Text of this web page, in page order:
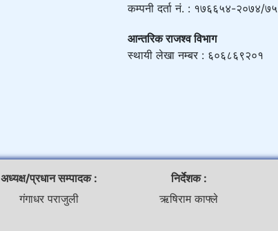
कम्पनी दर्ता नं. : १७६६५४-२०७४/७५
आन्तरिक राजश्व विभाग
स्थायी लेखा नम्बर : ६०६८६९२०१
अध्यक्ष/प्रधान सम्पादक :
गंगाधर पराजुली
निर्देशक :
ऋषिराम काफ्ले